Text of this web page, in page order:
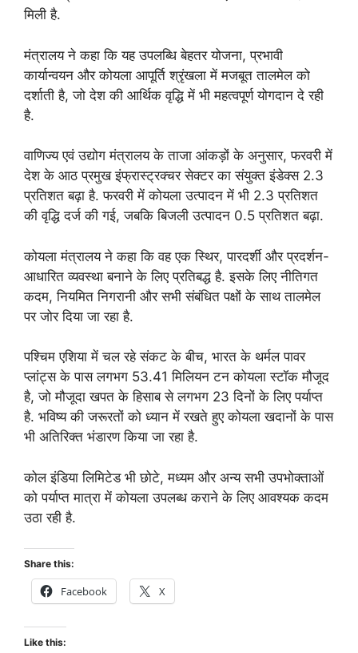
मिली है.
मंत्रालय ने कहा कि यह उपलब्धि बेहतर योजना, प्रभावी
कार्यान्वयन और कोयला आपूर्ति श्रृंखला में मजबूत तालमेल को
दर्शाती है, जो देश की आर्थिक वृद्धि में भी महत्वपूर्ण योगदान दे रही
है.
वाणिज्य एवं उद्योग मंत्रालय के ताजा आंकड़ों के अनुसार, फरवरी में
देश के आठ प्रमुख इंफ्रास्ट्रक्चर सेक्टर का संयुक्त इंडेक्स 2.3
प्रतिशत बढ़ा है. फरवरी में कोयला उत्पादन में भी 2.3 प्रतिशत
की वृद्धि दर्ज की गई, जबकि बिजली उत्पादन 0.5 प्रतिशत बढ़ा.
कोयला मंत्रालय ने कहा कि वह एक स्थिर, पारदर्शी और प्रदर्शन-
आधारित व्यवस्था बनाने के लिए प्रतिबद्ध है. इसके लिए नीतिगत
कदम, नियमित निगरानी और सभी संबंधित पक्षों के साथ तालमेल
पर जोर दिया जा रहा है.
पश्चिम एशिया में चल रहे संकट के बीच, भारत के थर्मल पावर
प्लांट्स के पास लगभग 53.41 मिलियन टन कोयला स्टॉक मौजूद
है, जो मौजूदा खपत के हिसाब से लगभग 23 दिनों के लिए पर्याप्त
है. भविष्य की जरूरतों को ध्यान में रखते हुए कोयला खदानों के पास
भी अतिरिक्त भंडारण किया जा रहा है.
कोल इंडिया लिमिटेड भी छोटे, मध्यम और अन्य सभी उपभोक्ताओं
को पर्याप्त मात्रा में कोयला उपलब्ध कराने के लिए आवश्यक कदम
उठा रही है.
Share this:
Facebook X
Like this: